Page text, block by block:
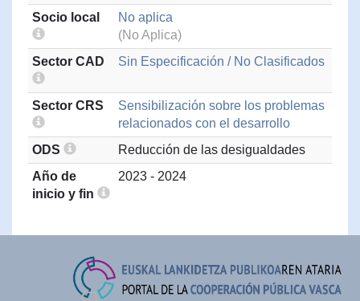
Socio local
No aplica
(No Aplica)
Sector CAD
Sin Especificación / No Clasificados
Sector CRS
Sensibilización sobre los problemas
relacionados con el desarrollo
ODS
Reducción de las desigualdades
Año de
inicio y fin
2023 - 2024